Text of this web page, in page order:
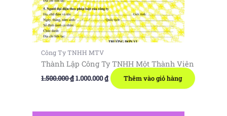
Công Ty TNHH MTV
Thành Lập Công Ty TNHH Một Thành Viên
1.500.000₫Giá
1.000.000₫Giá
hiện
1.000.000 ₫.
Thêm vào giỏ hàng